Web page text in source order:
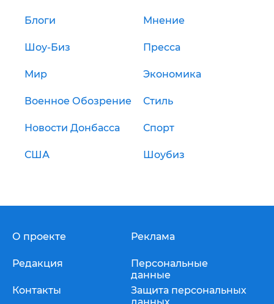
Блоги Мнение
Шоу-Биз Пресса
Мир Экономика
Военное Обозрение Стиль
Новости Донбасса Спорт
США Шоубиз
О проекте
Редакция
Контакты
Реклама
Персональные
данные
Защита персональных